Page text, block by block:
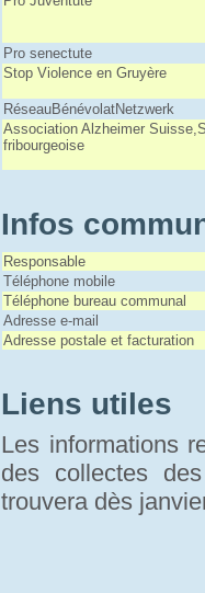
Pro senectute
Stop Violence en Gruyère
RéseauBénévolatNetzwerk
Association Alzheimer
fribourgeoise
Infos
Responsable
Téléphone mobile
Téléphone bureau communal
Adresse e-mail
Adresse postale et facturation
Liens utiles
Les informations
des collectes
trouvera dès